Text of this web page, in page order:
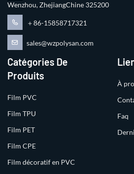
Wenzhou, ZhejiangChine 325200
＋86-15858717321
sales@wzpolysan.com
Catégories De
Produits
Film PVC
Film TPU
Film PET
Film CPE
Film décoratif en PVC
À
Faq